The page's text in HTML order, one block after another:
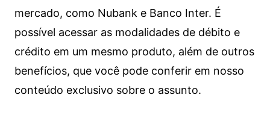
mercado, como Nubank e Banco Inter. É
possível acessar as modalidades de débito e
crédito em um mesmo produto, além de outros
benefícios, que você pode conferir em nosso
conteúdo exclusivo sobre o assunto.